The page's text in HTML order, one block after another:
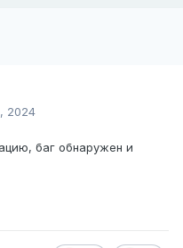
2024
баг обнаружен и